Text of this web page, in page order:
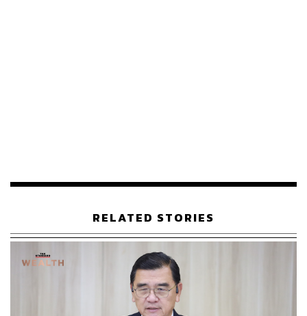
และการลงทุนภาครัฐที่ขยายตัว 1.7%
เปิด 4 ปัจจัยท้าทายเศรษฐกิจไทยปี 2569
วินิจกล่าวอีกว่า สำหรับปัจจัยเสี่ยงที่อาจฉุดให้เศรษฐกิจไทย
RELATED STORIES